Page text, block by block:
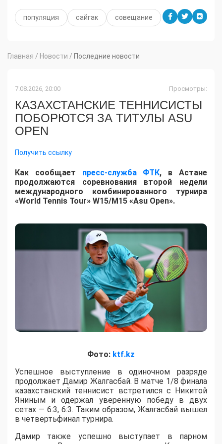
популяция сайгак совещание
Главная / Новости / Последние новости
7.08.2026, 20:00 Просмотры:
КАЗАХСТАНСКИЕ ТЕННИСИСТЫ
ПОБОРЮТСЯ ЗА ТИТУЛЫ ASU
OPEN
Получить ссылку
Как сообщает пресс-служба ФТК, в Астане
продолжаются соревнования второй недели
международного комбинированного турнира
«World Tennis Tour» W15/M15 «Asu Open».
Фото: ktf.kz
Успешное выступление в одиночном разряде
продолжает Дамир Жалгасбай. В матче 1/8 финала
казахстанский теннисист встретился с Никитой
Яниным и одержал уверенную победу в двух
сетах — 6:3, 6:3. Таким образом, Жалгасбай вышел
в четвертьфинал турнира.
Дамир также успешно выступает в парном